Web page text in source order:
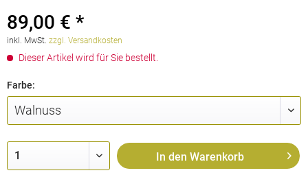
89,00 € *
inkl. MwSt. zzgl. Versandkosten
Dieser Artikel wird für Sie bestellt.
Farbe:
In den Warenkorb